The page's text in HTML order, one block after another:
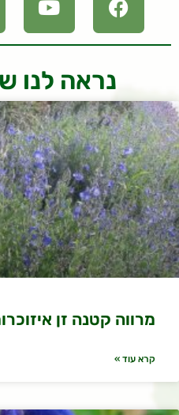
נראה לנו
מרווה קטנה זן
קרא עוד »